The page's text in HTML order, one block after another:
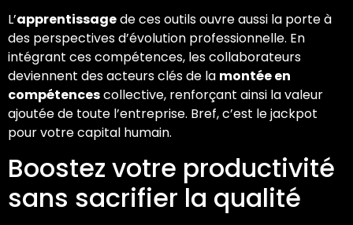
L’apprentissagede ces outils ouvre aussi la porte à
des perspectives d’évolution professionnelle. En
intégrant ces compétences, les collaborateurs
deviennent des acteurs clés de la montée en
compétencescollective, renforçant ainsi la valeur
ajoutée de toute l’entreprise. Bref, c’est le jackpot
pour votre capital humain.
Boostez votre productivité
sans sacrifier la qualité